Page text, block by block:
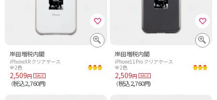
岸田増税内閣
iPhoneXR クリアケース
全2色
2,509円
（税込2,760円）
岸田増税内閣
iPhone11Pro クリアケース
全2色
2,509円
（税込2,760円）